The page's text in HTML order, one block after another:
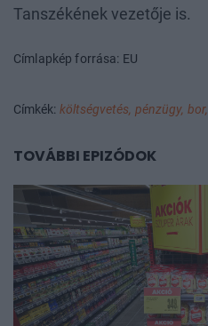
Tanszékének vezetője is.
Címlapkép forrása: EU
Címkék: költségvetés, pénzügy, bor,
TOVÁBBI EPIZÓDOK